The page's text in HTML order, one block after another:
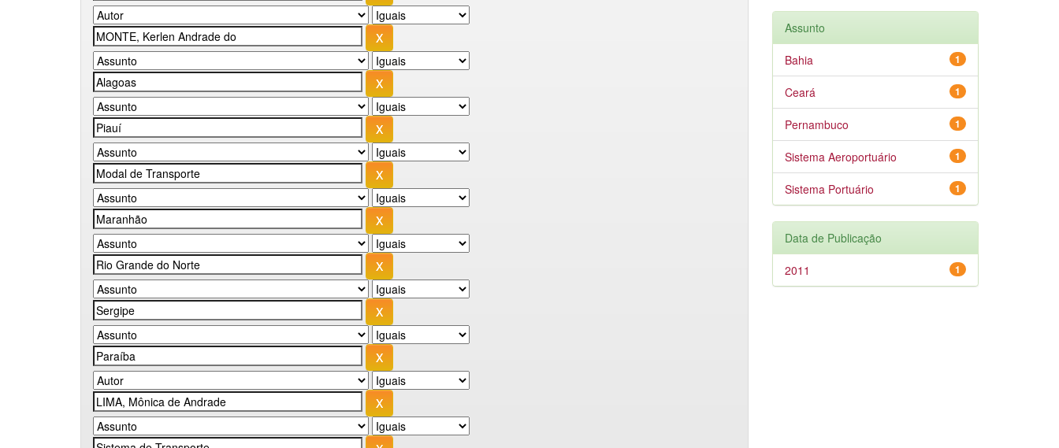
Assunto
1
Bahia
1
Ceará
1
Pernambuco
1
Sistema Aeroportuário
1
Sistema Portuário
Data de Publicação
1
2011